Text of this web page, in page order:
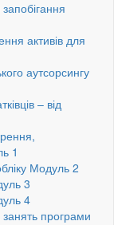
активів для
аутсорсингу
– від
1
Модуль 2
3
4
занять програми